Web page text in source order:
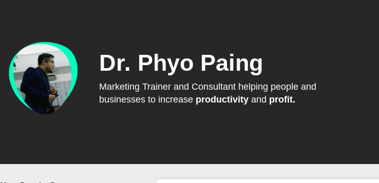
Dr. Phyo Paing
Marketing Trainer and Consultant helping people and
businesses to increase productivityand profit.